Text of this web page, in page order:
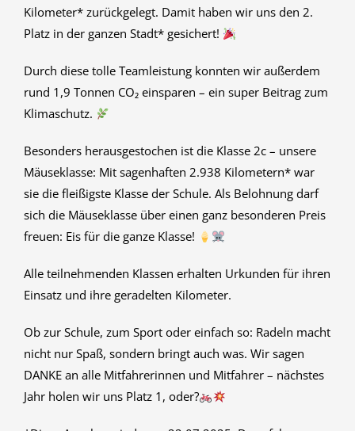
Kilometer* zurückgelegt. Damit haben wir uns den 2.
Platz in der ganzen Stadt* gesichert!
Durch diese tolle Teamleistung konnten wir außerdem
rund 1,9 Tonnen CO₂ einsparen – ein super Beitrag zum
Klimaschutz.
Besonders herausgestochen ist die Klasse 2c – unsere
Mäuseklasse: Mit sagenhaften 2.938 Kilometern* war
sie die fleißigste Klasse der Schule. Als Belohnung darf
sich die Mäuseklasse über einen ganz besonderen Preis
freuen: Eis für die ganze Klasse!
Alle teilnehmenden Klassen erhalten Urkunden für ihren
Einsatz und ihre geradelten Kilometer.
Ob zur Schule, zum Sport oder einfach so: Radeln macht
nicht nur Spaß, sondern bringt auch was. Wir sagen
DANKE an alle Mitfahrerinnen und Mitfahrer – nächstes
Jahr holen wir uns Platz 1, oder?